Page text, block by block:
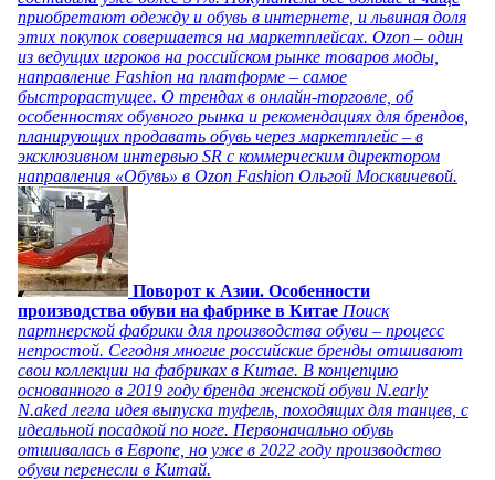
приобретают одежду и обувь в интернете, и львиная доля
этих покупок совершается на маркетплейсах. Ozon – один
из ведущих игроков на российском рынке товаров моды,
направление Fashion на платформе – самое
быстрорастущее. О трендах в онлайн-торговле, об
особенностях обувного рынка и рекомендациях для брендов,
планирующих продавать обувь через маркетплейс – в
эксклюзивном интервью SR с коммерческим директором
направления «Обувь» в Ozon Fashion Ольгой Москвичевой.
Поворот к Азии. Особенности
производства обуви на фабрике в Китае Поиск
партнерской фабрики для производства обуви – процесс
непростой. Сегодня многие российские бренды отшивают
свои коллекции на фабриках в Китае. В концепцию
основанного в 2019 году бренда женской обуви N.early
N.aked легла идея выпуска туфель, походящих для танцев, с
идеальной посадкой по ноге. Первоначально обувь
отшивалась в Европе, но уже в 2022 году производство
обуви перенесли в Китай.